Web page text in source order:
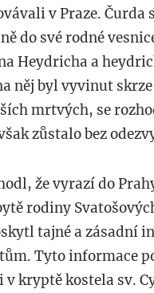
v Praze. Čurda
do své rodné
Heydricha a
něj byl vyvinut
mrtvých, se
zůstalo bez
že vyrazí do
rodiny
tajné a zásadní
Tyto informace
kryptě kostela sv.